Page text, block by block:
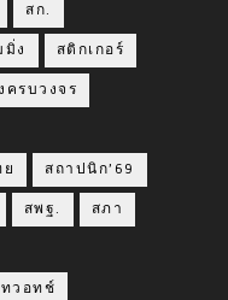
สก.
มิ่ง สติกเกอร์
ครบวงจร
สถาปนิก’69
สพฐ. สภา
วอทช์